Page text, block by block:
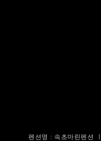
펜션명 : 속초마린펜션